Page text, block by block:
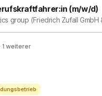
(m/w/d)
group (Friedrich Zufall GmbH
1 weiterer